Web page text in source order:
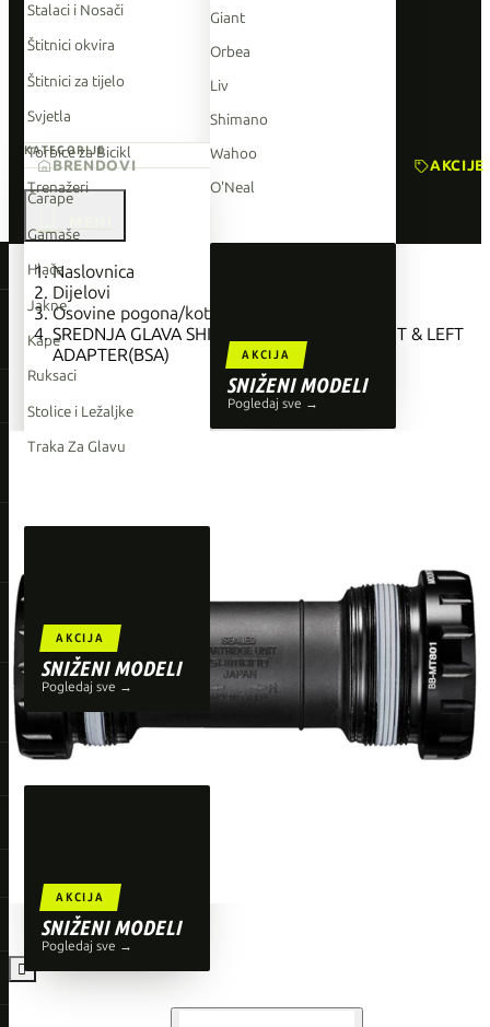
Stalaci i Nosači
Štitnici okvira
Štitnici za tijelo
Svjetla
Torbice za Bicikl
Trenažeri
Giant
Orbea
Liv
Shimano
Wahoo
AKCIJA
SNIŽENI MODELI
Pogledaj sve →
Giant
Orbea
Liv
Shimano
Wahoo
O'Neal
AKCIJA
SNIŽENI MODELI
Pogledaj sve →
KATEGORIJE
Čarape
Gamaše
Hlače
Jakne
Kape
Ruksaci
Stolice i Ležaljke
Traka Za Glavu
Liv
Shimano
Wahoo
O'Neal
AKCIJA
SNIŽENI MODELI
Pogledaj sve →
BRENDOVI AKCIJE

Naslovnica
Dijelovi
Osovine pogona/kotača
SREDNJA GLAVA SHIMANO BB-MT801, RIGHT & LEFT
ADAPTER(BSA)
